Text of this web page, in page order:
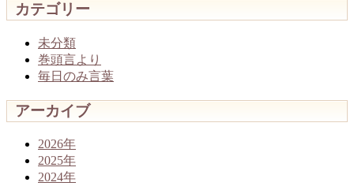
カテゴリー
未分類
巻頭言より
毎日のみ言葉
アーカイブ
2026年
2025年
2024年